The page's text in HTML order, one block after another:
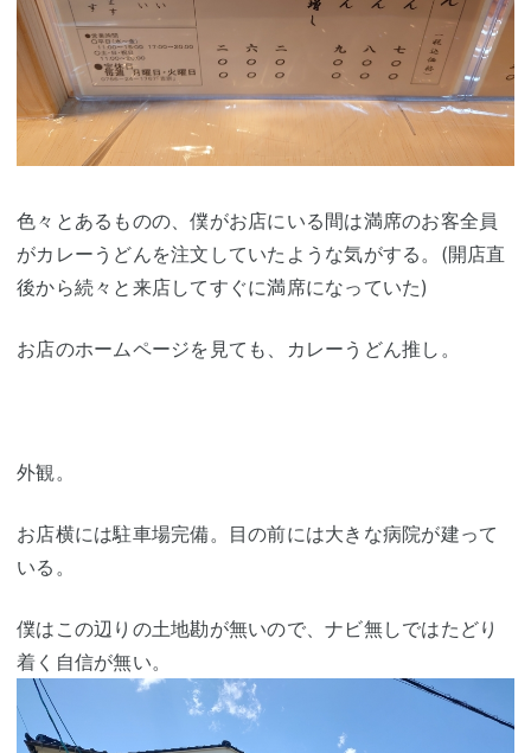
色々とあるものの、僕がお店にいる間は満席のお客全員
がカレーうどんを注文していたような気がする。(開店直
後から続々と来店してすぐに満席になっていた)
お店のホームページを見ても、カレーうどん推し。
外観。
お店横には駐車場完備。目の前には大きな病院が建って
いる。
僕はこの辺りの土地勘が無いので、ナビ無しではたどり
着く自信が無い。